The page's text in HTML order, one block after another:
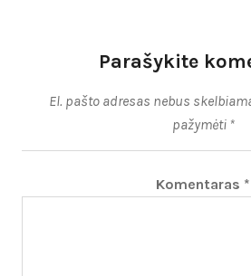
Parašykite
El. pašto adresas nebus
pažymėti *
Komentaras *